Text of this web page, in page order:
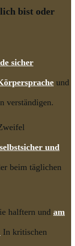
bist oder
sicher
und
verständigen.
und
beim täglichen
halftern und am
In kritischen